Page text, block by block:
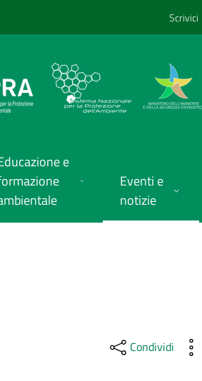
Scrivici
e
Eventi e
notizie
Condividi